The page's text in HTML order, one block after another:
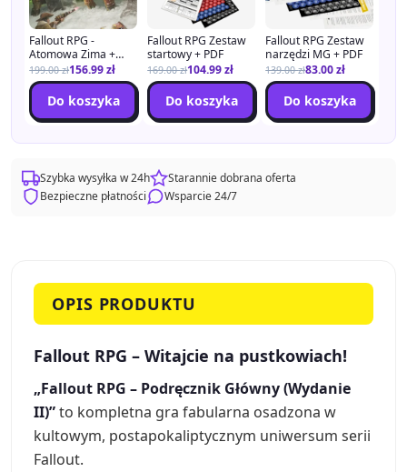
Fallout RPG -
Atomowa Zima +
PDF
199.00zł156.99zł
Do koszyka
Fallout RPG Zestaw
startowy + PDF
169.00zł104.99zł
Do koszyka
Fallout RPG Zestaw
narzędzi MG + PDF
139.00zł83.00zł
Do koszyka
Szybka wysyłka w 24h
Starannie dobrana oferta
Bezpieczne płatności
Wsparcie 24/7
OPIS PRODUKTU
Fallout RPG – Witajcie na pustkowiach!
„Fallout RPG – Podręcznik Główny (Wydanie
II)”to kompletna gra fabularna osadzona w
kultowym, postapokaliptycznym uniwersum serii
Fallout.